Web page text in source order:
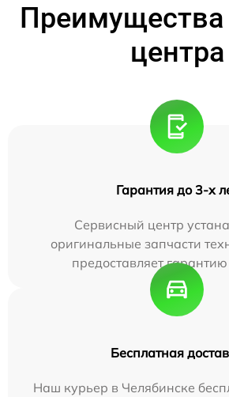
Преимущества
центра
Гарантия до 3-х
Сервисный центр
оригинальные запчасти
предоставляет гарантию
Бесплатная
Наш курьер в Челябинске